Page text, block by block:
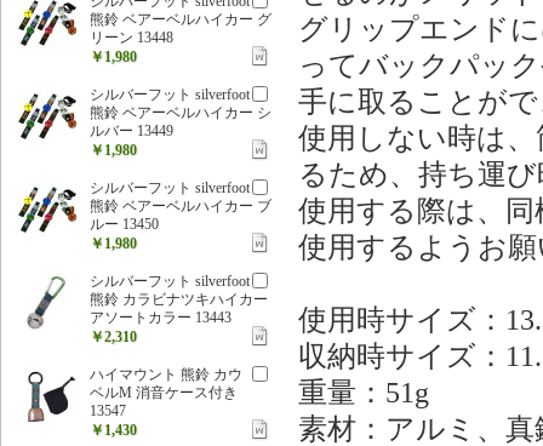
グリップエンド
ってバックパッ
手に取ることが
使用しない時は
るため、持ち運
使用する際は、
使用するようお
使用時サイズ：
収納時サイズ：
重量：51g
素材：アルミ、真
熊鈴 ベアーベルハイカー グ
リーン 13448
￥1,980
シルバーフット silverfoot
熊鈴 ベアーベルハイカー シ
ルバー 13449
￥1,980
シルバーフット silverfoot
熊鈴 ベアーベルハイカー ブ
ルー 13450
￥1,980
シルバーフット silverfoot
熊鈴 カラビナツキハイカー
アソートカラー 13443
￥2,310
ハイマウント 熊鈴 カウ
ベルM 消音ケース付き
13547
￥1,430